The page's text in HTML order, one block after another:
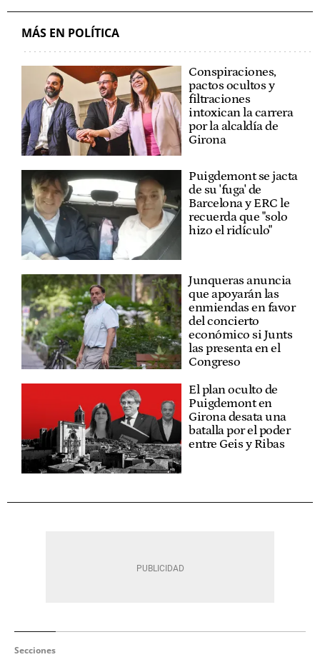
MÁS EN POLÍTICA
Conspiraciones,
pactos ocultos y
filtraciones
intoxican la carrera
por la alcaldía de
Girona
Puigdemont se jacta
de su 'fuga' de
Barcelona y ERC le
recuerda que "solo
hizo el ridículo"
Junqueras anuncia
que apoyarán las
enmiendas en favor
del concierto
económico si Junts
las presenta en el
Congreso
El plan oculto de
Puigdemont en
Girona desata una
batalla por el poder
entre Geis y Ribas
Secciones